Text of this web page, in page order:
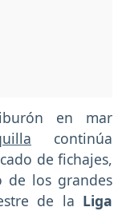
en mar
continúa
de fichajes,
de los grandes
de la Liga